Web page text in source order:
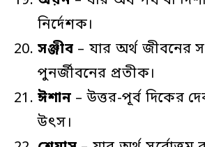
নির্দেশক।
সঞ্জীব – যার অর্থ জীবনের
পুনর্জীবনের প্রতীক।
ঈশান – উত্তর-পূর্ব দিকের
উৎস।